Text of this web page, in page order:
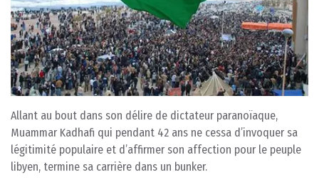
Allant au bout dans son délire de dictateur paranoïaque,
Muammar Kadhafi qui pendant 42 ans ne cessa d’invoquer sa
légitimité populaire et d’affirmer son affection pour le peuple
libyen, termine sa carrière dans un bunker.